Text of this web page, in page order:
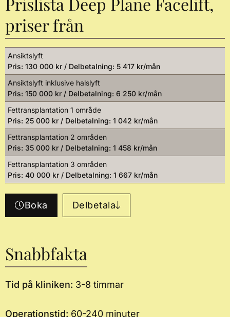
priser från
Ansiktslyft
Pris: 130 000 kr / Delbetalning: 5 417 kr/mån
Ansiktslyft inklusive halslyft
Pris: 150 000 kr / Delbetalning: 6 250 kr/mån
Fettransplantation 1 område
Pris: 25 000 kr / Delbetalning: 1 042 kr/mån
Fettransplantation 2 områden
Pris: 35 000 kr / Delbetalning: 1 458 kr/mån
Fettransplantation 3 områden
Pris: 40 000 kr / Delbetalning: 1 667 kr/mån
Boka Delbetala
Snabbfakta
Tid på kliniken: 3-8 timmar
Operationstid: 60-240 minuter